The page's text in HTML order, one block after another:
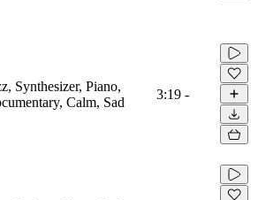
Synthesizer, Piano,
Calm, Sad
3:19 -